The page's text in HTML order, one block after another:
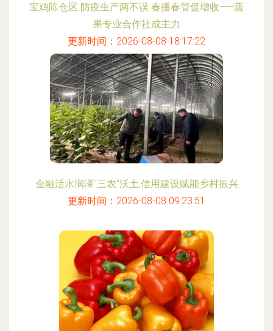
宝鸡陈仓区 防疫生产两不误 春播春管促增收——蔬
果专业合作社成主力
更新时间：2026-08-08 18:17:22
金融活水润泽"三农"沃土,信用建设赋能乡村振兴
更新时间：2026-08-08 09:23:51